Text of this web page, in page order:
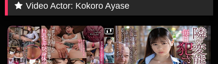
Video Actor: Kokoro Ayase